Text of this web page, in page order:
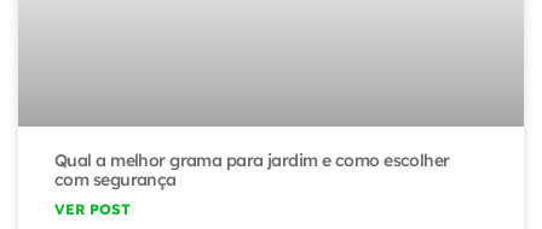
Qual a melhor grama para jardim e como escolher
com segurança
VER POST